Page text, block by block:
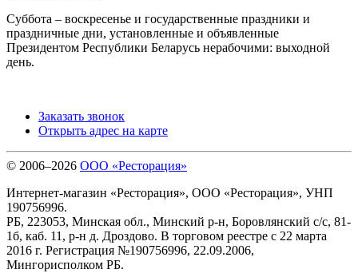
Суббота – воскресенье и государственные праздники и
праздничные дни, установленные и объявленные
Президентом Республики Беларусь нерабочими: выходной
день.
Заказать звонок
Открыть адрес на карте
© 2006–2026 ООО «Ресторация»
Интернет-магазин «Ресторация», ООО «Ресторация», УНП
190756996.
РБ, 223053, Минская обл., Минский р-н, Боровлянский с/с, 81-
1б, каб. 11, р-н д. Дроздово. В торговом реестре с 22 марта
2016 г. Регистрация №190756996, 22.09.2006,
Мингорисполком РБ.